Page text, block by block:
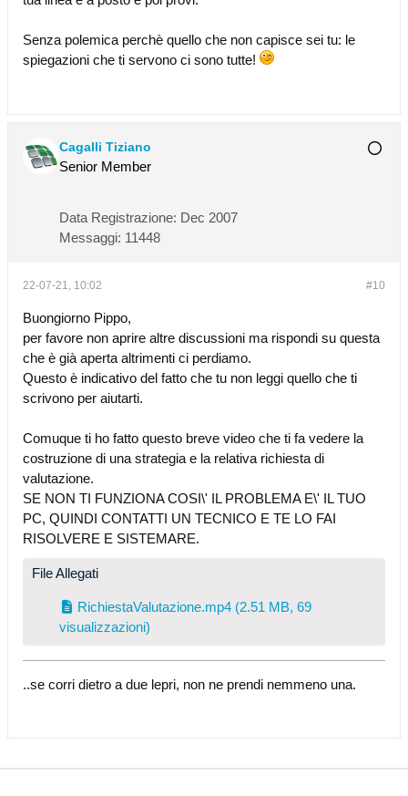
Senza polemica perchè quello che non capisce sei tu: le
spiegazioni che ti servono ci sono tutte!
Cagalli Tiziano
Senior Member
Data Registrazione: Dec 2007
Messaggi: 11448
#10
22-07-21, 10:02
Buongiorno Pippo,
per favore non aprire altre discussioni ma rispondi su questa
che è già aperta altrimenti ci perdiamo.
Questo è indicativo del fatto che tu non leggi quello che ti
scrivono per aiutarti.
Comuque ti ho fatto questo breve video che ti fa vedere la
costruzione di una strategia e la relativa richiesta di
valutazione.
SE NON TI FUNZIONA COSI\' IL PROBLEMA E\' IL TUO
PC, QUINDI CONTATTI UN TECNICO E TE LO FAI
RISOLVERE E SISTEMARE.
File Allegati
RichiestaValutazione.mp4 (2.51 MB, 69
visualizzazioni)
..se corri dietro a due lepri, non ne prendi nemmeno una.